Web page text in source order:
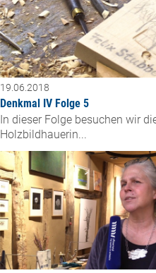
19.06.2018
Denkmal IV Folge 5
In dieser Folge besuchen wir
Holzbildhauerin...